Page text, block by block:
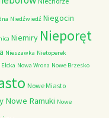
Niedźwiedź Niegocin
Niemiry Nieporęt
Nieszawka Nietoperek
Nowa Wrona Nowe Brzesko
Nowe Miasto
Nowe Ramuki Nowe